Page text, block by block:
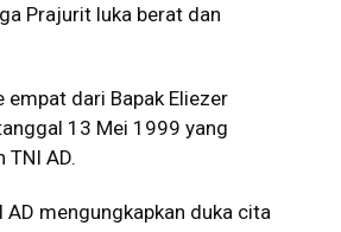
Prajurit luka berat dan
dari Bapak Eliezer
13 Mei 1999 yang
TNI AD.
mengungkapkan duka cita